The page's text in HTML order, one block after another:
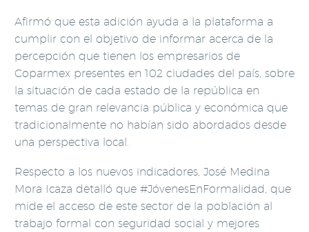
Afirmó que esta adición ayuda a la plataforma a
cumplir con el objetivo de informar acerca de la
percepción que tienen los empresarios de
Coparmex presentes en 102 ciudades del país, sobre
la situación de cada estado de la república en
temas de gran relevancia pública y económica que
tradicionalmente no habían sido abordados desde
una perspectiva local.
Respecto a los nuevos indicadores, José Medina
Mora Icaza detalló que #JóvenesEnFormalidad, que
mide el acceso de este sector de la población al
trabajo formal con seguridad social y mejores